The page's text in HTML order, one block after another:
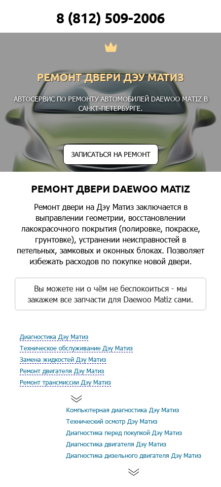
8 (812) 509-2006
РЕМОНТ ДВЕРИ ДЭУ МАТИЗ
АВТОСЕРВИС ПО РЕМОНТУ АВТОМОБИЛЕЙ DAEWOO MATIZ В
САНКТ-ПЕТЕРБУРГЕ.
ЗАПИСАТЬСЯ НА РЕМОНТ
РЕМОНТ ДВЕРИ DAEWOO MATIZ
Ремонт двери на Дэу Матиз заключается в
выправлении геометрии, восстановлении
лакокрасочного покрытия (полировке, покраске,
грунтовке), устранении неисправностей в
петельных, замковых и оконных блоках. Позволяет
избежать расходов по покупке новой двери.
Вы можете ни о чём не беспокоиться - мы
закажем все запчасти для Daewoo Matiz сами.
Диагностика Дэу Матиз
Техническое обслуживание Дэу Матиз
Замена жидкостей Дэу Матиз
Ремонт двигателя Дэу Матиз
Ремонт трансмиссии Дэу Матиз
Компьютерная диагностика Дэу Матиз
Технический осмотр Дэу Матиз
Диагностика перед покупкой Дэу Матиз
Диагностика двигателя Дэу Матиз
Диагностика дизельного двигателя Дэу Матиз